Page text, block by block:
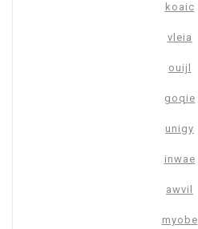
koaic
vleia
ouijl
goqie
unigy
inwae
awvil
myobe